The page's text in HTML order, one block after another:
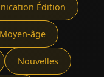
Édition
Moyen-âge
Nouvelles